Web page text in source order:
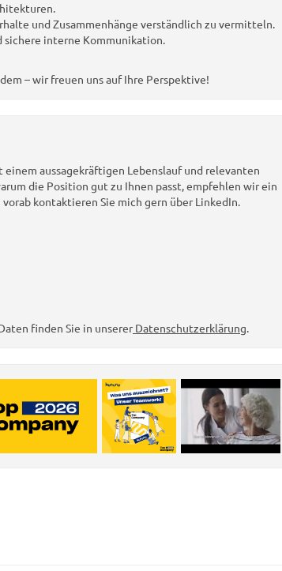
und Zusammenhänge verständlich zu vermitteln.
sichere interne Kommunikation.
– wir freuen uns auf Ihre Perspektive!
aussagekräftigen Lebenslauf und relevanten
die Position gut zu Ihnen passt, empfehlen wir ein
kontaktieren Sie mich gern überLinkedIn.
finden Sie in unsererDatenschutzerklärung.